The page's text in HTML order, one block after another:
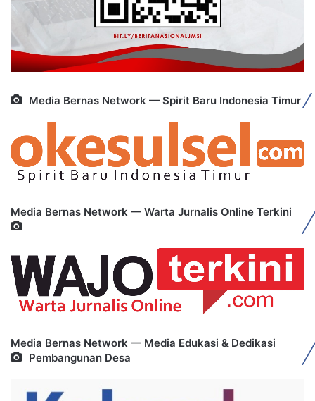
Media Bernas Network — Spirit Baru Indonesia Timur
Media Bernas Network — Warta Jurnalis Online Terkini
Media Bernas Network — Media Edukasi & Dedikasi
Pembangunan Desa